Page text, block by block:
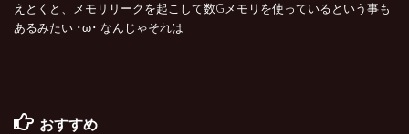
えとくと、メモリリークを起こして数Gメモリを使っているという事も
あるみたい ･ω･ なんじゃそれは
おすすめ